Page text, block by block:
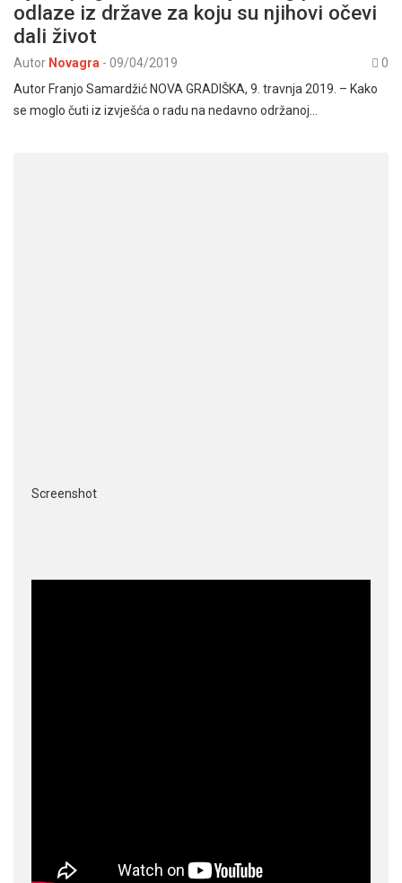
odlaze iz države za koju su njihovi očevi
dali život
Autor Novagra - 09/04/2019
0
Autor Franjo Samardžić NOVA GRADIŠKA, 9. travnja 2019. – Kako
se moglo čuti iz izvješća o radu na nedavno održanoj…
Screenshot